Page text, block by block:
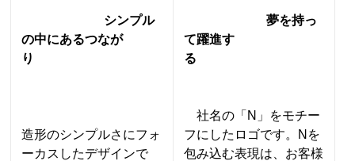
シンプル
の中にあるつなが
り
造形のシンプルさにフォ
ーカスしたデザインで
夢を持っ
て躍進す
る
社名の「N」をモチー
フにしたロゴです。
Nを
包み込む表現は、お客様